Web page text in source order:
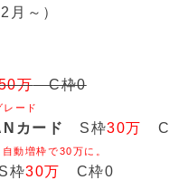
～）
万C枠0
ード
カード S枠30万
C
動増枠で30万に。
枠30万
C枠0